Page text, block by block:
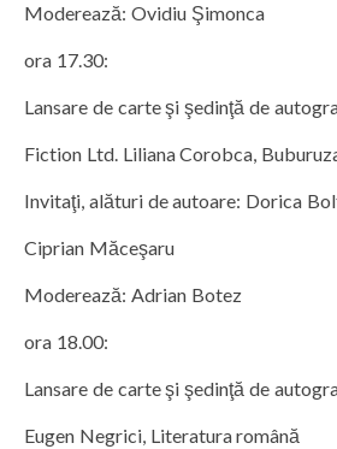
Moderează: Ovidiu Şimonca
ora 17.30:
Lansare de carte şi şedinţă de
Fiction Ltd. Liliana Corobca,
Invitaţi, alături de autoare: Dorica
Ciprian Măceşaru
Moderează: Adrian Botez
ora 18.00:
Lansare de carte şi şedinţă de
Eugen Negrici, Literatura română